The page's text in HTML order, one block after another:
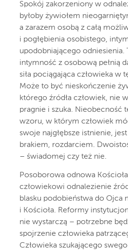
Spokój zakorzeniony w
byłoby żywiołem
a zarazem osobą z całą
i pogłębienia osobistego,
upodobniającego odniesienia.
intymność z osobową pełnią
siła pociągająca człowieka w
Może to być nieskończenie
którego źródła człowiek, nie
pragnie i szuka. Nieobecność
wzoru, w którym człowiek
swoje najgłębsze istnienie,
brakiem, rozdarciem.
– świadomej czy też nie.
Posoborowa odnowa
człowiekowi odnalezienie
blasku podobieństwa do Ojca
i Kościoła. Reformy
nie wystarczą – potrzebne
spojrzenie człowieka
Człowieka szukającego